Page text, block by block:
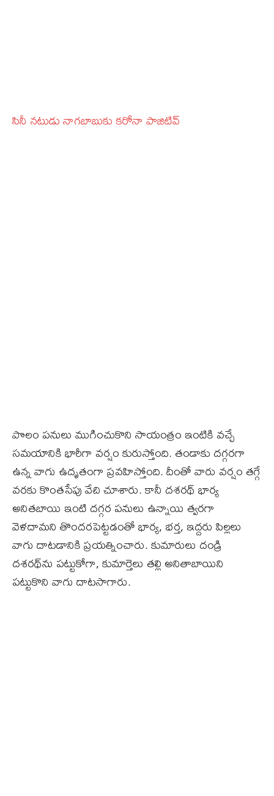
సినీ నటుడు నాగబాబుకు కరోనా పాజిటివ్‌
పొలం పనులు ముగించుకొని సాయంత్రం ఇంటికి వచ్చే
సమయానికి భారీగా వర్షం కురుస్తోంది. తండాకు దగ్గరగా
ఉన్న వాగు ఉదృతంగా ప్రవహిస్తోంది. దీంతో వారు వర్షం తగ్గే
వరకు కొంతసేపు వేచి చూశారు. కానీ దశరథ్‌ భార్య
అనితబాయి ఇంటి దగ్గర పనులు ఉన్నాయి త్వరగా
వెళదామని తొందరపెట్టడంతో భార్య, భర్త, ఇద్దరు పిల్లలు
వాగు దాటడానికి ప్రయత్నించారు. కుమారులు దండ్రి
దశరథ్‌ను పట్టుకోగా, కుమార్తెలు తల్లి అనితాబాయిని
పట్టుకొని వాగు దాటసాగారు.